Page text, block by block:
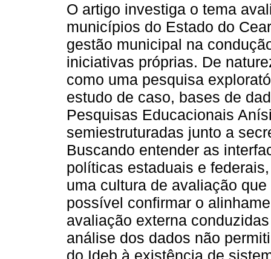
O artigo investiga o tema
municípios do Estado do
gestão municipal na
iniciativas próprias. De
como uma pesquisa
estudo de caso, bases de
Pesquisas Educacionais
semiestruturadas junto a
Buscando entender as
políticas estaduais e
uma cultura de avaliação
possível confirmar o
avaliação externa
análise dos dados não
do Ideb à existência de